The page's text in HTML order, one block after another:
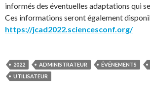
informés des éventuelles adaptations qui
Ces informations seront également
https://jcad2022.sciencesconf.org/
2022 ADMINISTRATEUR ÉVÉNEMENTS
UTILISATEUR